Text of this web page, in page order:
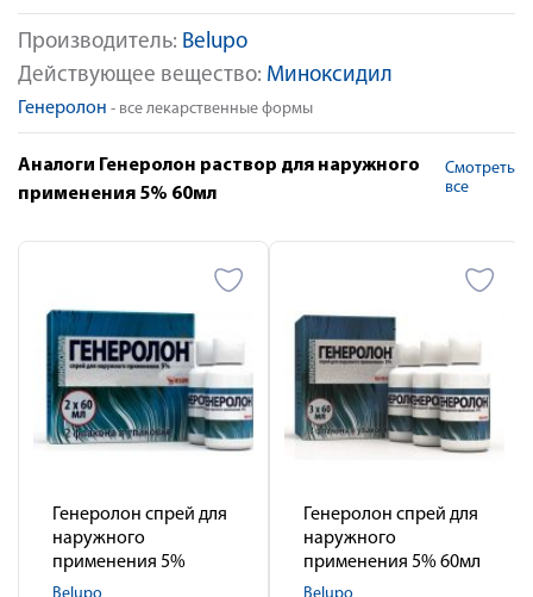
Производитель: Belupo
Действующее вещество: Миноксидил
Генеролон - все лекарственные формы
Аналоги Генеролон раствор для наружного
применения 5% 60мл
Смотреть
все
Генеролон спрей для
наружного
применения 5%
флакон 60мл № 2
Генеролон спрей для
наружного
применения 5% 60мл
№3